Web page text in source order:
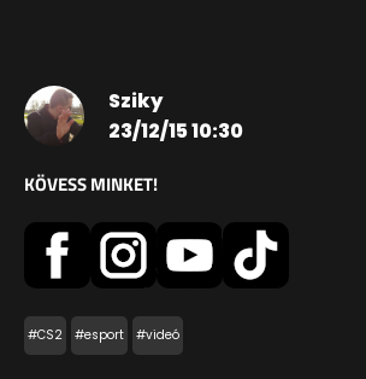
Sziky
23/12/15 10:30
KÖVESS MINKET!
#CS2 #esport #videó